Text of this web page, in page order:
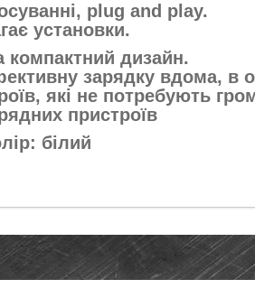
plug and play.
установки.
компактний дизайн.
зарядку вдома, в
які не потребують
пристроїв
білий